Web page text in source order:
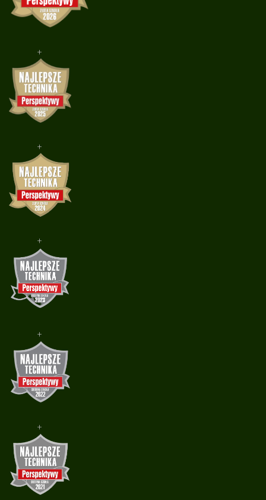
+
+
+
+
+